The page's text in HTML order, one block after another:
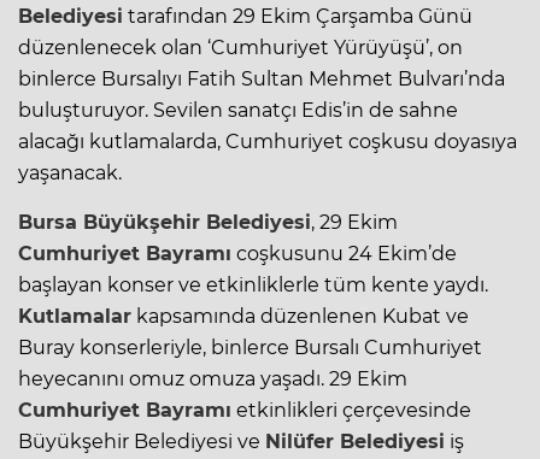
Belediyesi tarafından 29 Ekim Çarşamba Günü
düzenlenecek olan ‘Cumhuriyet Yürüyüşü’, on
binlerce Bursalıyı Fatih Sultan Mehmet Bulvarı’nda
buluşturuyor. Sevilen sanatçı Edis’in de sahne
alacağı kutlamalarda, Cumhuriyet coşkusu doyasıya
yaşanacak.
Bursa Büyükşehir Belediyesi, 29 Ekim
Cumhuriyet Bayramı coşkusunu 24 Ekim’de
başlayan konser ve etkinliklerle tüm kente yaydı.
Kutlamalar kapsamında düzenlenen Kubat ve
Buray konserleriyle, binlerce Bursalı Cumhuriyet
heyecanını omuz omuza yaşadı. 29 Ekim
Cumhuriyet Bayramı etkinlikleri çerçevesinde
Büyükşehir Belediyesi ve Nilüfer Belediyesi iş